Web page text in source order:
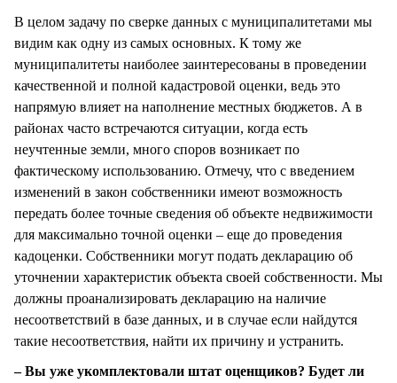
В целом задачу по сверке данных с муниципалитетами мы
видим как одну из самых основных. К тому же
муниципалитеты наиболее заинтересованы в проведении
качественной и полной кадастровой оценки, ведь это
напрямую влияет на наполнение местных бюджетов. А в
районах часто встречаются ситуации, когда есть
неучтенные земли, много споров возникает по
фактическому использованию. Отмечу, что с введением
изменений в закон собственники имеют возможность
передать более точные сведения об объекте недвижимости
для максимально точной оценки – еще до проведения
кадоценки. Собственники могут подать декларацию об
уточнении характеристик объекта своей собственности. Мы
должны проанализировать декларацию на наличие
несоответствий в базе данных, и в случае если найдутся
такие несоответствия, найти их причину и устранить.
– Вы уже укомплектовали штат оценщиков? Будет ли